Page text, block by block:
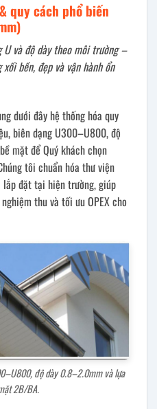
quy cách phổ biến
U và độ dày theo môi trường –
bền, đẹp và vận hành ổn
dưới đây hệ thống hóa quy
biên dạng U300–U800, độ
mặt để Quý khách chọn
tôi chuẩn hóa thư viện
lắp đặt tại hiện trường, giúp
thu và tối ưu OPEX cho
độ dày 0.8–2.0mm và lựa
2B/BA.